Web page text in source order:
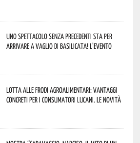
Uno spettacolo senza precedenti sta per
arrivare a Vaglio di Basilicata! L’evento
Lotta alle frodi agroalimentari: vantaggi
concreti per i consumatori lucani. Le novità